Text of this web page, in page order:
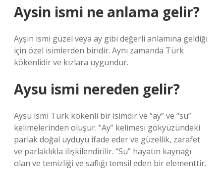
Aysin ismi ne anlama gelir?
Ayşin ismi güzel veya ay gibi değerli anlamına geldiği
için özel isimlerden biridir. Aynı zamanda Türk
kökenlidir ve kızlara uygundur.
Aysu ismi nereden gelir?
Aysu ismi Türk kökenli bir isimdir ve “ay” ve “su”
kelimelerinden oluşur. “Ay” kelimesi gökyüzündeki
parlak doğal uyduyu ifade eder ve güzellik, zarafet
ve parlaklıkla ilişkilendirilir. “Su” hayatın kaynağı
olan ve temizliği ve saflığı temsil eden bir elementtir.